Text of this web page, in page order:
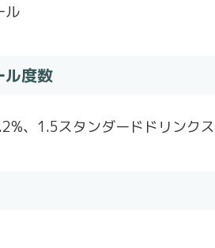
ル
ル度数
、1.5スタンダードドリンクス